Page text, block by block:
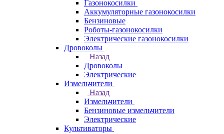
Газонокосилки
Аккумуляторные газонокосилки
Бензиновые
Роботы-газонокосилки
Электрические газонокосилки
Дровоколы
Назад
Дровоколы
Электрические
Измельчители
Назад
Измельчители
Бензиновые измельчители
Электрические
Культиваторы